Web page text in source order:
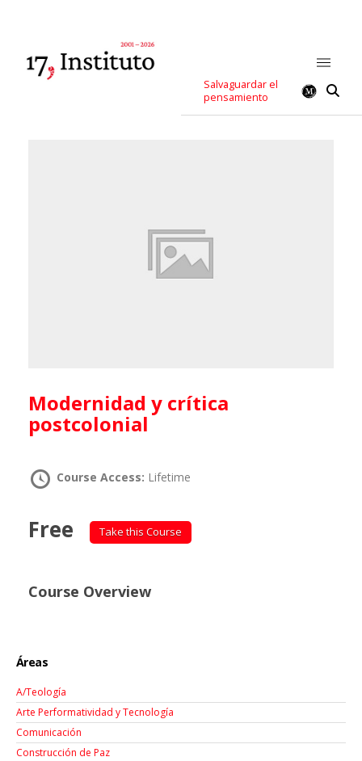
Salvaguardar el
pensamiento
Modernidad y crítica
postcolonial
Course Access: Lifetime
Free Take this Course
Course Overview
Áreas
A/Teología
Arte Performatividad y Tecnología
Comunicación
Construcción de Paz